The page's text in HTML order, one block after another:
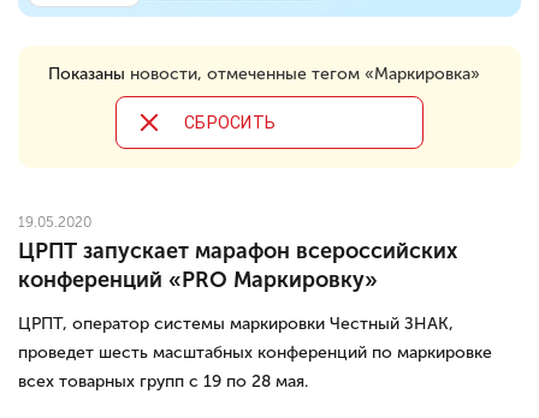
Показаны новости, отмеченные тегом «Маркировка»
CБРОСИТЬ
19.05.2020
ЦРПТ запускает марафон всероссийских
конференций «PRO Маркировку»
ЦРПТ, оператор системы маркировки Честный ЗНАК,
проведет шесть масштабных конференций по маркировке
всех товарных групп с 19 по 28 мая.